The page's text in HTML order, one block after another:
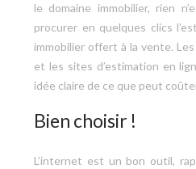
le domaine immobilier, rien
procurer en quelques clics
immobilier offert à la vente.
et les sites d’estimation en
idée claire de ce que peut
Bien choisir !
L’internet est un bon outil,